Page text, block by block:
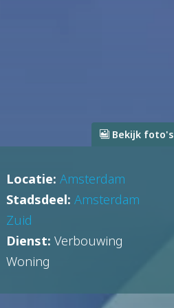
Bekijk foto's
Locatie: Amsterdam
Stadsdeel: Amsterdam
Zuid
Dienst: Verbouwing
Woning